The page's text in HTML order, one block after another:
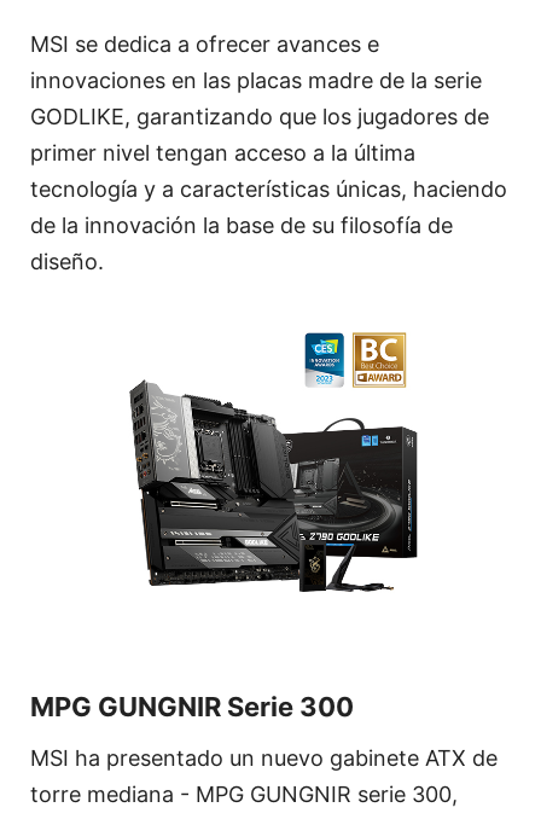
MSI se dedica a ofrecer avances e
innovaciones en las placas madre de la serie
GODLIKE, garantizando que los jugadores de
primer nivel tengan acceso a la última
tecnología y a características únicas, haciendo
de la innovación la base de su filosofía de
diseño.
MPG GUNGNIR Serie 300
MSI ha presentado un nuevo gabinete ATX de
torre mediana - MPG GUNGNIR serie 300,